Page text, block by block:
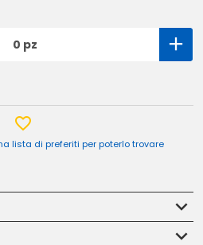
0 pz
lista di preferiti per poterlo trovare